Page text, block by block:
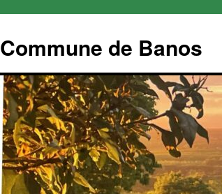
Commune de Banos